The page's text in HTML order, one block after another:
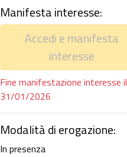
Manifesta interesse:
Accedi e manifesta
interesse
Fine manifestazione interesse il
31/01/2026
Modalità di erogazione:
In presenza